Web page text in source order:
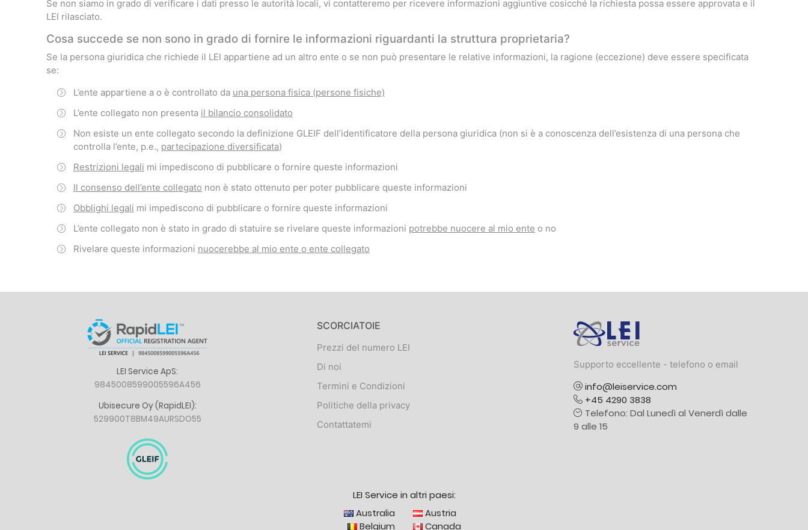
Se non siamo in grado di verificare i dati presso le autorità locali, vi contatteremo per ricevere informazioni aggiuntive cosicché la richiesta possa essere approvata e il
LEI rilasciato.
Cosa succede se non sono in grado di fornire le informazioni riguardanti la struttura proprietaria?
Se la persona giuridica che richiede il LEI appartiene ad un altro ente o se non può presentare le relative informazioni, la ragione (eccezione) deve essere specificata
se:
L’ente appartiene a o è controllato da una persona fisica (persone fisiche)
L’ente collegato non presenta il bilancio consolidato
Non esiste un ente collegato secondo la definizione GLEIF dell’identificatore della persona giuridica (non si è a conoscenza dell’esistenza di una persona che
controlla l’ente, p.e., partecipazione diversificata)
Restrizioni legali mi impediscono di pubblicare o fornire queste informazioni
Il consenso dell’ente collegato non è stato ottenuto per poter pubblicare queste informazioni
Obblighi legali mi impediscono di pubblicare o fornire queste informazioni
L’ente collegato non è stato in grado di statuire se rivelare queste informazioni potrebbe nuocere al mio ente o no
Rivelare queste informazioni nuocerebbe al mio ente o ente collegato
LEI Service ApS:
9845008599005596A456
Ubisecure Oy (RapidLEI):
529900T8BM49AURSDO55
SCORCIATOIE
Prezzi del numero LEI
Di noi
Termini e Condizioni
Politiche della privacy
Contattatemi
Supporto eccellente - telefono o email
info@leiservice.com
+45 4290 3838
Telefono: Dal Lunedì al Venerdì dalle
9 alle 15
LEI Service in altri paesi:
Australia
Austria
Belgium
Canada